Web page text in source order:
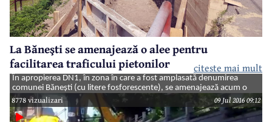
La Băneşti se amenajează o alee pentru
facilitarea traficului pietonilor
În apropierea DN1, în zona în care a fost amplasată denumirea
comunei Bănești (cu litere fosforescente), se amenajează acum o
alee pietonală. Pe acolo trecea o cărăruie folosită de localnici pentru
a ajunge fie pe platoul unde se află Primăria Bănești, fie în zona din
apropierea Doftanei.
citeste mai mult
8778 vizualizari 09 Jul 2016 09:12